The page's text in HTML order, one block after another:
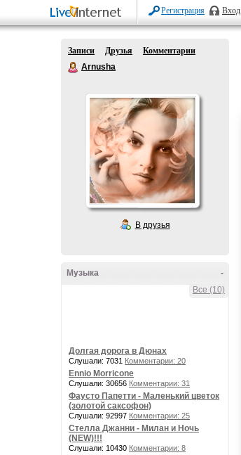
Регистрация Вход
Записи Друзья
Комментарии
Arnusha
В друзья
-
Музыка
Все (10)
Долгая дорога в Дюнах
Слушали: 7031 Комментарии: 20
Ennio Morricone
Слушали: 30656 Комментарии: 31
Фаусто Папетти - Маленький цветок
(золотой саксофон)
Слушали: 92997 Комментарии: 25
Стелла Джанни - Милан и Ночь
(NEW)!!!
Слушали: 10430 Комментарии: 8